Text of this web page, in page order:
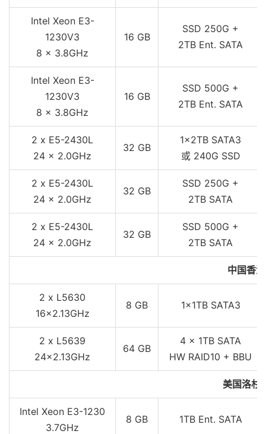
Intel Xeon E3-
1230V3
8 x 3.8GHz
16 GB
SSD 250G +
2TB Ent. SATA
Intel Xeon E3-
1230V3
8 x 3.8GHz
16 GB
SSD 500G +
2TB Ent. SATA
2 x E5-2430L
24 x 2.0GHz
32 GB
1x2TB SATA3
或 240G SSD
2 x E5-2430L
24 x 2.0GHz
32 GB
SSD 250G +
2TB SATA
2 x E5-2430L
24 x 2.0GHz
32 GB
SSD 500G +
2TB SATA
中国香港
2 x L5630
16x2.13GHz
8 GB 1x1TB SATA3
2 x L5639
24x2.13GHz
64 GB
4 x 1TB SATA
HW RAID10 + BBU
美国洛杉
Intel Xeon E3-1230
3.7GHz
8 GB 1TB Ent. SATA